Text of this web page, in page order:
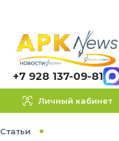
+7 928 137-09-81
Личный кабинет
Статьи